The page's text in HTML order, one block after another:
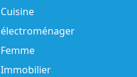
Cuisine
électroménager
Femme
Immobilier